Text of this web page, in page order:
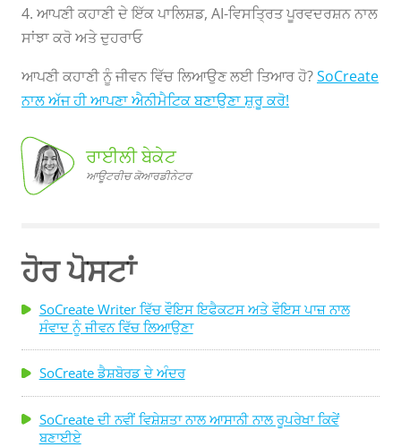
4. ਆਪਣੀ ਕਹਾਣੀ ਦੇ ਇੱਕ ਪਾਲਿਸ਼ਡ, AI-ਵਿਸਤ੍ਰਿਤ ਪੂਰਵਦਰਸ਼ਨ ਨਾਲ
ਸਾਂਝਾ ਕਰੋ ਅਤੇ ਦੁਹਰਾਓ
ਆਪਣੀ ਕਹਾਣੀ ਨੂੰ ਜੀਵਨ ਵਿੱਚ ਲਿਆਉਣ ਲਈ ਤਿਆਰ ਹੋ?SoCreate
ਨਾਲ ਅੱਜ ਹੀ ਆਪਣਾ ਐਨੀਮੈਟਿਕ ਬਣਾਉਣਾ ਸ਼ੁਰੂ ਕਰੋ!
ਰਾਈਲੀ
ਬੇਕੇਟ, ਆਊਟਰੀਚ
ਕੋਆਰਡੀਨੇਟਰ
ਰਾਈਲੀ ਬੇਕੇਟ
ਆਊਟਰੀਚ ਕੋਆਰਡੀਨੇਟਰ
ਹੋਰ ਪੋਸਟਾਂ
SoCreate Writer ਵਿੱਚ ਵੌਇਸ ਇਫੈਕਟਸ ਅਤੇ ਵੌਇਸ ਪਾਜ਼ ਨਾਲ
ਸੰਵਾਦ ਨੂੰ ਜੀਵਨ ਵਿੱਚ ਲਿਆਉਣਾ
SoCreate ਡੈਸ਼ਬੋਰਡ ਦੇ ਅੰਦਰ
SoCreate ਦੀ ਨਵੀਂ ਵਿਸ਼ੇਸ਼ਤਾ ਨਾਲ ਆਸਾਨੀ ਨਾਲ ਰੂਪਰੇਖਾ ਕਿਵੇਂ
ਬਣਾਈਏ